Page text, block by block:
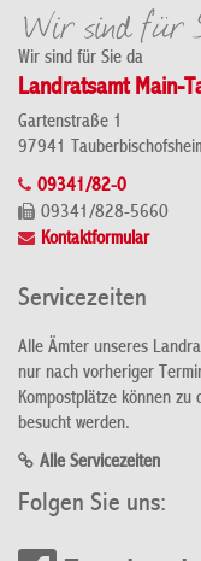
Wir sind für Sie da
Landratsamt Main-
Gartenstraße 1
97941
09341/82-0
09341/828-5660
Kontaktformular
Servicezeiten
Alle Ämter unseres
nur nach vorheriger
Kompostplätze können
besucht werden.
Alle Servicezeiten
Folgen Sie uns: